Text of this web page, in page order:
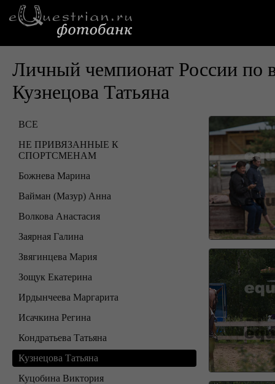
Личный чемпионат России по
Кузнецова Татьяна
ВСЕ
НЕ ПРИВЯЗАННЫЕ К
СПОРТСМЕНАМ
Божнева Марина
Вайман (Мазур) Анна
Волкова Анастасия
Заярная Галина
Звягинцева Мария
Зощук Екатерина
Ирдынчеева Маргарита
Исачкина Регина
Кондратьева Татьяна
Кузнецова Татьяна
Куцобина Виктория